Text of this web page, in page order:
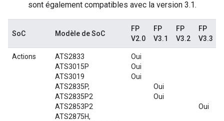
sont également compatibles avec la version 3.1.
SoC Modèle de SoC
FP
V2.0
FP
V3.1
FP
V3.2
FP
V3.3
Actions
ATS2833
ATS3015P
ATS3019
ATS2835P,
ATS2835P2
ATS2853P2
ATS2875H,
Oui
Oui
Oui
Oui
Oui
Oui